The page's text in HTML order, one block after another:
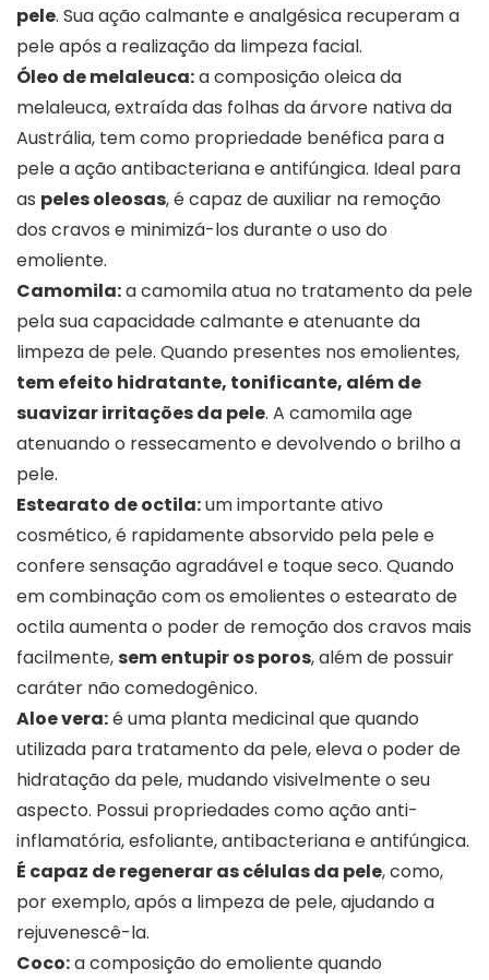
pele. Sua ação calmante e analgésica recuperam a
pele após a realização da limpeza facial.
Óleo de melaleuca:a composição oleica da
melaleuca, extraída das folhas da árvore nativa da
Austrália, tem como propriedade benéfica para a
pele a ação antibacteriana e antifúngica. Ideal para
as peles oleosas, é capaz de auxiliar na remoção
dos cravos e minimizá-los durante o uso do
emoliente.
Camomila:a camomila atua no tratamento da pele
pela sua capacidade calmante e atenuante da
limpeza de pele. Quando presentes nos emolientes,
tem efeito hidratante, tonificante, além de
suavizar irritações da pele. A camomila age
atenuando o ressecamento e devolvendo o brilho a
pele.
Estearato de octila:um importante ativo
cosmético, é rapidamente absorvido pela pele e
confere sensação agradável e toque seco. Quando
em combinação com os emolientes o estearato de
octila aumenta o poder de remoção dos cravos mais
facilmente,sem entupir os poros, além de possuir
caráter não comedogênico.
Aloe vera:é uma planta medicinal que quando
utilizada para tratamento da pele, eleva o poder de
hidratação da pele, mudando visivelmente o seu
aspecto. Possui propriedades como ação anti-
inflamatória, esfoliante, antibacteriana e antifúngica.
É capaz de regenerar as células da pele, como,
por exemplo, após a limpeza de pele, ajudando a
rejuvenescê-la.
Coco:a composição do emoliente quando